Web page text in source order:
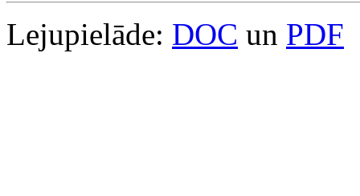
Lejupielāde: DOC un PDF